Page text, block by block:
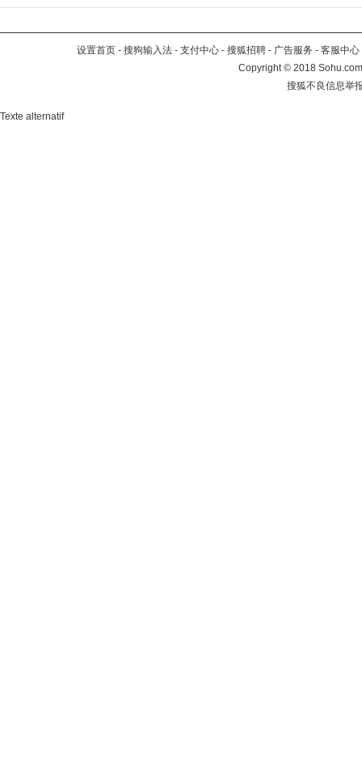
设置首页 - 搜狗输入法 - 支付中心 - 搜狐招聘 - 广告服务 - 客服中心
Copyright©2018
搜狐不良信息举
Texte alternatif